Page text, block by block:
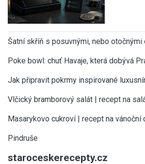
Šatní skříň s posuvnými, nebo otočnými
Poke bowl: chuť Havaje, která dobývá
Jak připravit pokrmy inspirované
Vlčický bramborový salát | recept na
Masarykovo cukroví | recept na vánoční
Pindruše
staroceskerecepty.cz